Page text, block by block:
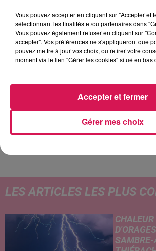
Club'in Canal fm By Nexxyo
SUPERFUNK RIVIERA
LES ARTICLES LES PLUS
SAMBRE-
Vous pouvez accepter en cliquant sur "Accepter et
sélectionnant les finalités et/ou partenaires dans
Vous pouvez également refuser en cliquant sur
accepter". Vos préférences ne s'appliqueront que
pouvez mettre à jour vos choix, ou retirer votre
moment via le lien "Gérer les cookies" situé en bas
Gérer mes choix
Accepter et fermer